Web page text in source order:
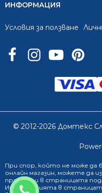
0888 249 719
ИНФОРМАЦИЯ
Условия за ползване
© 2012-2026 Домтекс
При спор, който не може да
онлайн магазин, можете да
продукти в страницата
Информацията в